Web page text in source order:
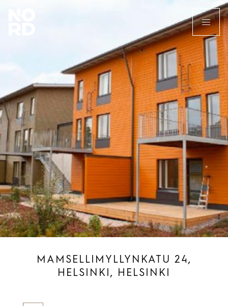
MAMSELLIMYLLYNKATU 24,
HELSINKI, HELSINKI